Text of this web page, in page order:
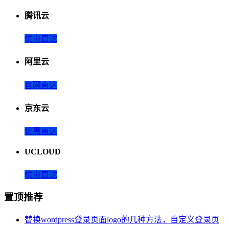
腾讯云
优惠直达
阿里云
官网直达
京东云
优惠直达
UCLOUD
优惠直达
置顶推荐
替换wordpress登录页面logo的几种方法，自定义登录页